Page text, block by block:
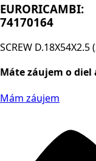
EURORICAMBI:
74170164
SCREW
Máte záujem o
Mám záujem